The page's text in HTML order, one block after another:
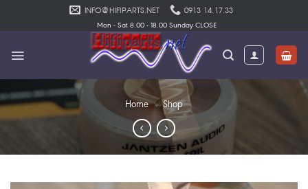
INFO@HIFIPARTS.NET 0913 14.17.33
Mon - Sat 8.00 - 18.00 Sunday CLOSE
Home » Shop